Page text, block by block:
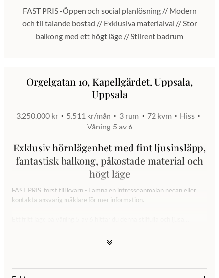
FAST PRIS -Öppen och social planlösning // Modern
och tilltalande bostad // Exklusiva materialval // Stor
balkong med ett högt läge // Stilrent badrum
Orgelgatan 10, Kapellgärdet, Uppsala,
Uppsala
3.250.000 kr 5.511 kr/mån 3 rum 72 kvm
Hiss
Våning 5 av 6
Exklusiv hörnlägenhet med fint ljusinsläpp,
fantastisk balkong, påkostade material och
högt läge
FAST PRIS, först till kvarn - Lämna en intresseanmälan nedan eller
kontakta ansvarig mäklare för mer information.
bott knappt ett år, därav nyskick på hela bostaden. Exklusiva
härlig planlösning som förenar funktion med estetik.